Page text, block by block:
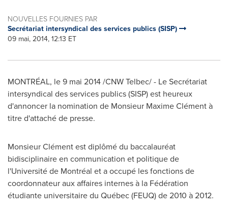
NOUVELLES FOURNIES PAR
Secrétariat intersyndical des services publics (SISP)
09 mai, 2014, 12:13 ET
MONTRÉAL, le 9 mai 2014 /CNW Telbec/ - Le Secrétariat
intersyndical des services publics (SISP) est heureux
d'annoncer la nomination de Monsieur Maxime Clément à
titre d'attaché de presse.
Monsieur Clément est diplômé du baccalauréat
bidisciplinaire en communication et politique de
l'Université de Montréal et a occupé les fonctions de
coordonnateur aux affaires internes à la Fédération
étudiante universitaire du Québec (FEUQ) de 2010 à 2012.